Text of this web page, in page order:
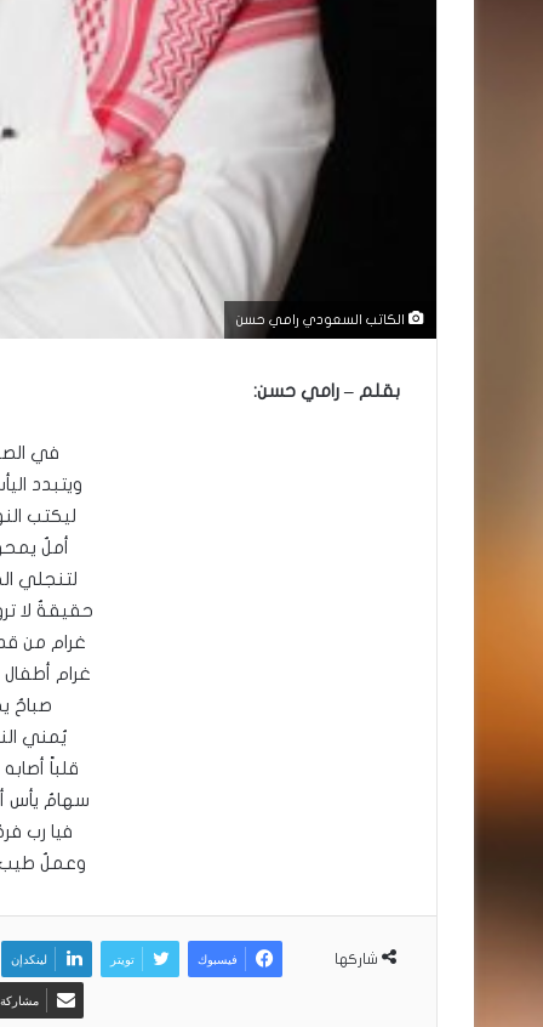
الكاتب السعودي رامي حسن
بقلم – رامي حسن:
في
ويتبدد
ليكتب
أملٌ
لتنجلي
حقيقةٌ لا
غرام من
غرام
صباحٌ
يُمني
قلباً
سهامُ يأس
فيا رب
وعملٌ طيب
شاركها فيسبوك تويتر لينكدإن
مشاركة